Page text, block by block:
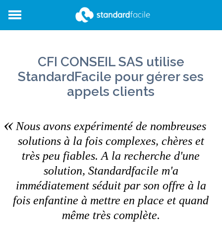
CFI CONSEIL SAS utilise
StandardFacile pour gérer ses
appels clients
Nous avons expérimenté de nombreuses
solutions à la fois complexes, chères et
très peu fiables. A la recherche d'une
solution, Standardfacile m'a
immédiatement séduit par son offre à la
fois enfantine à mettre en place et quand
même très complète.